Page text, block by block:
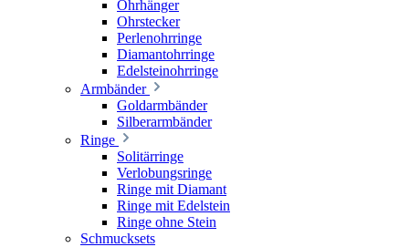
Ohrhänger
Ohrstecker
Perlenohrringe
Diamantohrringe
Edelsteinohrringe
Armbänder
Goldarmbänder
Silberarmbänder
Ringe
Solitärringe
Verlobungsringe
Ringe mit Diamant
Ringe mit Edelstein
Ringe ohne Stein
Schmucksets